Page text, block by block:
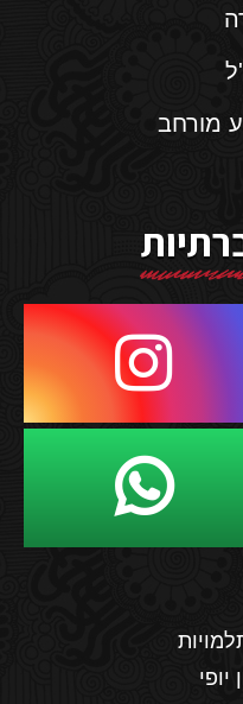
מורחב
יופי